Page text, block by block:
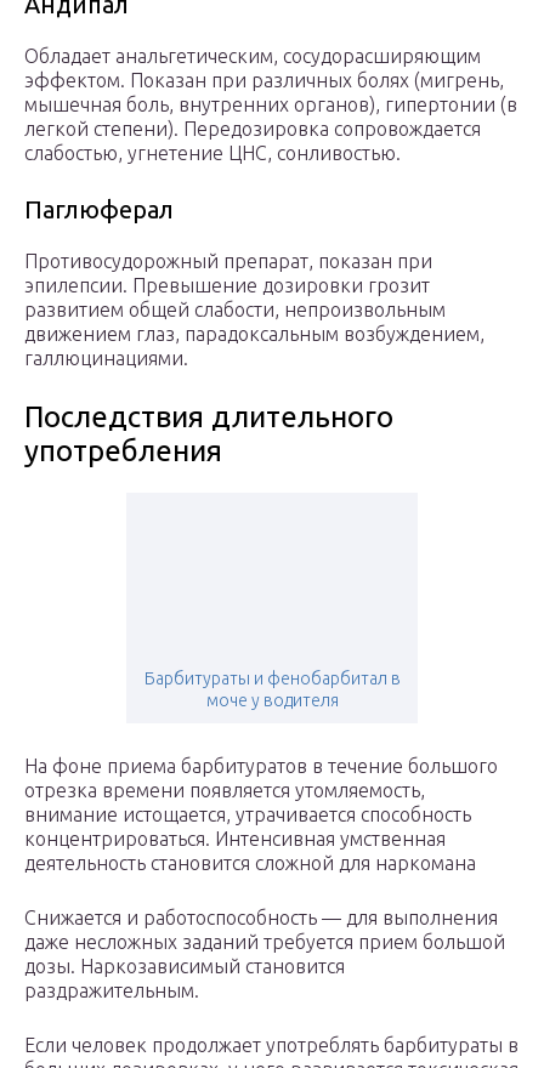
Обладает анальгетическим, сосудорасширяющим
эффектом. Показан при различных болях (мигрень,
мышечная боль, внутренних органов), гипертонии (в
легкой степени). Передозировка сопровождается
слабостью, угнетение ЦНС, сонливостью.
Паглюферал
Противосудорожный препарат, показан при
эпилепсии. Превышение дозировки грозит
развитием общей слабости, непроизвольным
движением глаз, парадоксальным возбуждением,
галлюцинациями.
Последствия длительного
употребления
Барбитураты и фенобарбитал в
моче у водителя
На фоне приема барбитуратов в течение большого
отрезка времени появляется утомляемость,
внимание истощается, утрачивается способность
концентрироваться. Интенсивная умственная
деятельность становится сложной для наркомана
Снижается и работоспособность — для выполнения
даже несложных заданий требуется прием большой
дозы. Наркозависимый становится
раздражительным.
Если человек продолжает употреблять барбитураты в